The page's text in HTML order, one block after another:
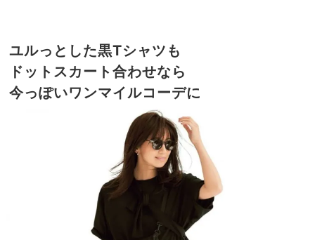
ユルっとした黒Tシャツも
ドットスカート合わせなら
今っぽいワンマイルコーデに